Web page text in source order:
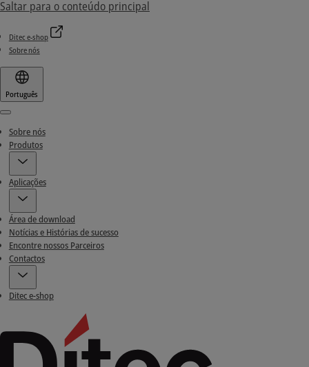
Saltar para o conteúdo principal
Ditec e-shop
Sobre nós
Português
Menu
Sobre nós
Produtos
Aplicações
Área de download
Notícias e Histórias de sucesso
Encontre nossos Parceiros
Contactos
Ditec e-shop